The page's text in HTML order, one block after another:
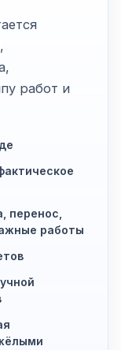
работ и
перенос,
работы